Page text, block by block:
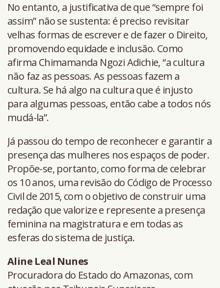
No entanto, a justificativa de que “sempre foi
assim” não se sustenta: é preciso revisitar
velhas formas de escrever e de fazer o Direito,
promovendo equidade e inclusão. Como
afirma Chimamanda Ngozi Adichie, “a cultura
não faz as pessoas. As pessoas fazem a
cultura. Se há algo na cultura que é injusto
para algumas pessoas, então cabe a todos nós
mudá-la”.
Já passou do tempo de reconhecer e garantir a
presença das mulheres nos espaços de poder.
Propõe-se, portanto, como forma de celebrar
os 10 anos, uma revisão do Código de Processo
Civil de 2015, com o objetivo de construir uma
redação que valorize e represente a presença
feminina na magistratura e em todas as
esferas do sistema de justiça.
Aline Leal Nunes
Procuradora do Estado do Amazonas, com